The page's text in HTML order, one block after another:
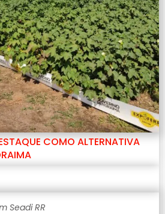
COMO ALTERNATIVA
Seadi RR